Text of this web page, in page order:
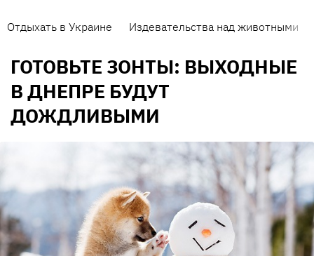
Отдыхать в Украине Издевательства над животными
ГОТОВЬТЕ ЗОНТЫ: ВЫХОДНЫЕ
В ДНЕПРЕ БУДУТ
ДОЖДЛИВЫМИ